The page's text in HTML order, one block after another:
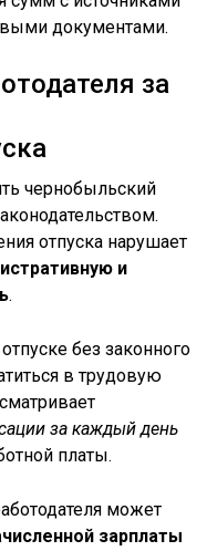
документами.
за
чернобыльский
отпуска нарушает
и
.
без законного
в трудовую
за каждый день
платы.
может
зарплаты